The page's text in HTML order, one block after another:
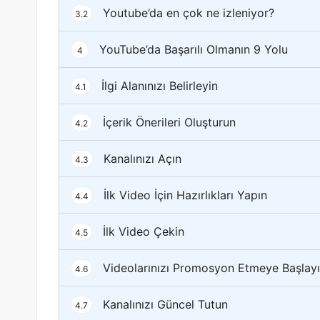
3.2 Youtube’da en çok ne izleniyor?
4 YouTube’da Başarılı Olmanın 9 Yolu
4.1 İlgi Alanınızı Belirleyin
4.2 İçerik Önerileri Oluşturun
4.3 Kanalınızı Açın
4.4 İlk Video İçin Hazırlıkları Yapın
4.5 İlk Video Çekin
4.6 Videolarınızı Promosyon Etmeye
4.7 Kanalınızı Güncel Tutun